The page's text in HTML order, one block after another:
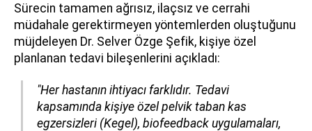
Sürecin tamamen ağrısız, ilaçsız ve cerrahi
müdahale gerektirmeyen yöntemlerden oluştuğunu
müjdeleyen Dr. Selver Özge Şefik, kişiye özel
planlanan tedavi bileşenlerini açıkladı:
"Her hastanın ihtiyacı farklıdır. Tedavi
kapsamında kişiye özel pelvik taban kas
egzersizleri (Kegel), biofeedback uygulamaları,